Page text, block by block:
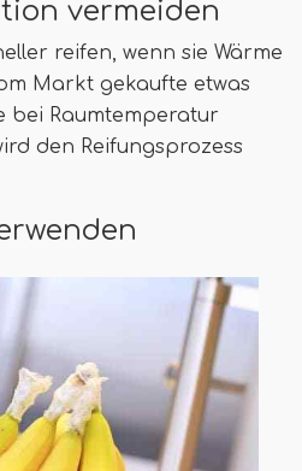
vermeiden
reifen, wenn sie Wärme
Markt gekaufte etwas
bei Raumtemperatur
den Reifungsprozess